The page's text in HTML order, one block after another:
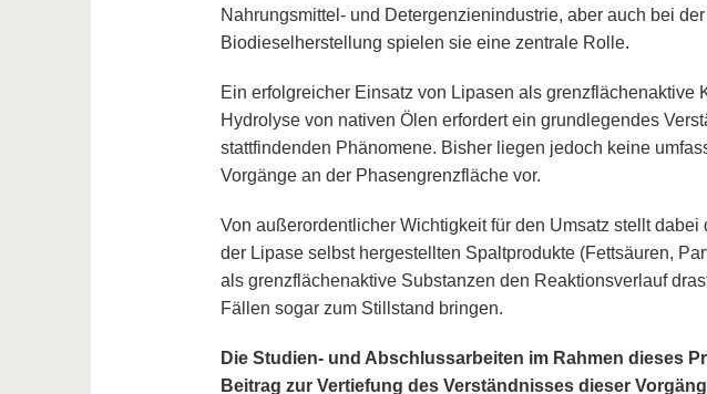
Nahrungsmittel- und Detergenzienindustrie, aber auch bei
Biodieselherstellung spielen sie eine zentrale Rolle.
Ein erfolgreicher Einsatz von Lipasen als grenzflächenaktive
Hydrolyse von nativen Ölen erfordert ein grundlegendes
stattfindenden Phänomene. Bisher liegen jedoch keine
Vorgänge an der Phasengrenzfläche vor.
Von außerordentlicher Wichtigkeit für den Umsatz stellt
der Lipase selbst hergestellten Spaltprodukte (Fettsäuren,
als grenzflächenaktive Substanzen den Reaktionsverlauf
Fällen sogar zum Stillstand bringen.
Die Studien- und Abschlussarbeiten im Rahmen dieses
Beitrag zur Vertiefung des Verständnisses dieser